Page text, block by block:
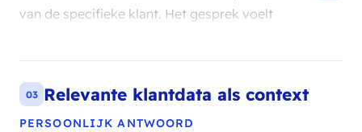
van de specifieke klant. Het gesprek voelt
03 Relevante klantdata als context
PERSOONLIJK ANTWOORD